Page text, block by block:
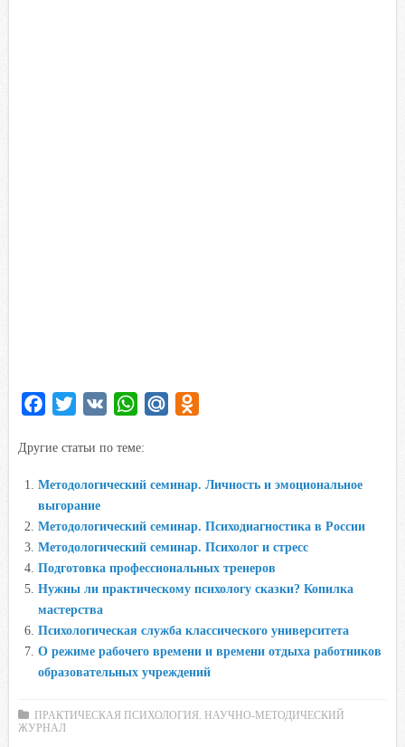
c
o
o
k
i
e
r
W
a
A
p
p
R
u
s
s
i
Другие статьи по теме:
Методологический семинар. Личность и эмоциональное
выгорание
Методологический семинар. Психодиагностика в России
Методологический семинар. Психолог и стресс
Подготовка профессиональных тренеров
Нужны ли практическому психологу сказки? Копилка
мастерства
Психологическая служба классического университета
О режиме рабочего времени и времени отдыха работников
образовательных учреждений
ПРАКТИЧЕСКАЯ ПСИХОЛОГИЯ. НАУЧНО-МЕТОДИЧЕСКИЙ
ЖУРНАЛ